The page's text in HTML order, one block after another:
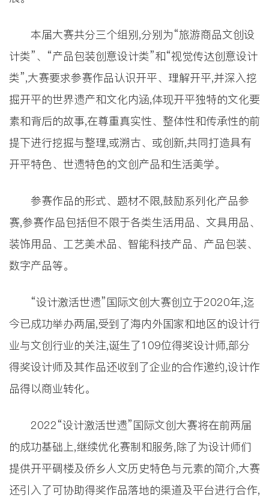
本届大赛共分三个组别,分别为“旅游商品文创设
计类”、“产品包装创意设计类”和“视觉传达创意设计
类”,大赛要求参赛作品认识开平、理解开平,并深入挖
掘开平的世界遗产和文化内涵,体现开平独特的文化要
素和背后的故事,在尊重真实性、整体性和传承性的前
提下进行挖掘与整理,或溯古、或创新,共同打造具有
开平特色、世遗特色的文创产品和生活美学。
参赛作品的形式、题材不限,鼓励系列化产品参
赛,参赛作品包括但不限于各类生活用品、文具用品、
装饰用品、工艺美术品、智能科技产品、产品包装、
数字产品等。
“设计激活世遗”国际文创大赛创立于2020年,迄
今已成功举办两届,受到了海内外国家和地区的设计行
业与文创行业的关注,诞生了109位得奖设计师,部分
得奖设计师及其作品还收到了企业的合作邀约,设计作
品得以商业转化。
2022“设计激活世遗”国际文创大赛将在前两届
的成功基础上,继续优化赛制和服务,除了为设计师们
提供开平碉楼及侨乡人文历史特色与元素的简介,大赛
还引入了可协助得奖作品落地的渠道及平台进行合作,